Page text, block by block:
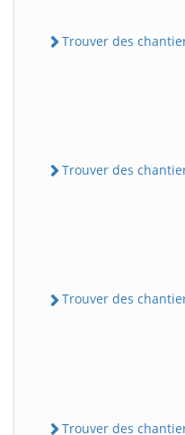
Trouver des
Trouver des
Trouver des
Trouver des